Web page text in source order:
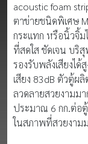
acoustic foam
ตาข่ายชนิดพิเศษ
กระแทก หรือนิ้วจิ้ม
ที่สดใส ชัดเจน บริ
รองรับพลังเสียงไ
เสียง 83dB ตัวตู้ผ
ลวดลายสวยงามม
ประมาณ 6 กก.ต่อ
ในสภาพที่สวยงาม